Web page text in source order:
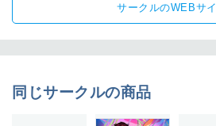
サークルのWEBサ
同じサークルの商品